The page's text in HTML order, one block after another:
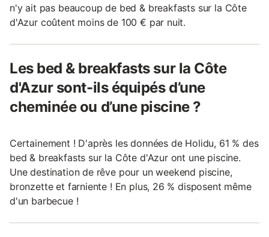
n'y ait pas beaucoup de bed & breakfasts sur la Côte
d'Azur coûtent moins de 100 € par nuit.
Les bed & breakfasts sur la Côte
d'Azur sont-ils équipés d’une
cheminée ou d’une piscine ?
Certainement ! D'après les données de Holidu, 61 % des
bed & breakfasts sur la Côte d'Azur ont une piscine.
Une destination de rêve pour un weekend piscine,
bronzette et farniente ! En plus, 26 % disposent même
d'un barbecue !